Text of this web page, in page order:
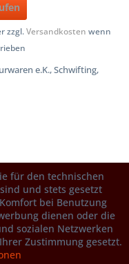
zzgl.Versandkosten wenn
e.K., Schwifting,
für den technischen
und stets gesetzt
bei Benutzung
dienen oder die
sozialen Netzwerken
Zustimmung gesetzt.